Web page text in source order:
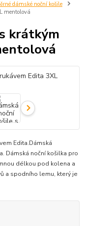
dámské noční košile
mentolová
krátkým
Edita.Dámská
Dámská noční košilka pro
délkou pod kolena a
a spodního lemu, který je